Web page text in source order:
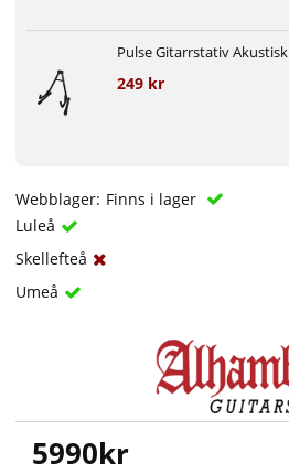
Pulse Gitarrstativ Akustisk
249 kr
Webblager: Finns i lager
Luleå
Skellefteå
Umeå
5990kr